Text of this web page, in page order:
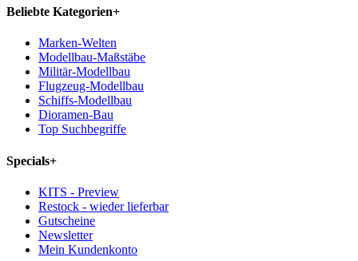
Beliebte Kategorien+
Marken-Welten
Modellbau-Maßstäbe
Militär-Modellbau
Flugzeug-Modellbau
Schiffs-Modellbau
Dioramen-Bau
Top Suchbegriffe
Specials+
KITS - Preview
Restock - wieder lieferbar
Gutscheine
Newsletter
Mein Kundenkonto